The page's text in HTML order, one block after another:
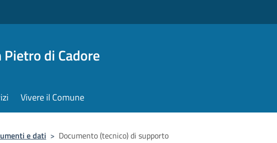
Pietro di Cadore
Vivere il Comune
e dati > Documento (tecnico) di supporto